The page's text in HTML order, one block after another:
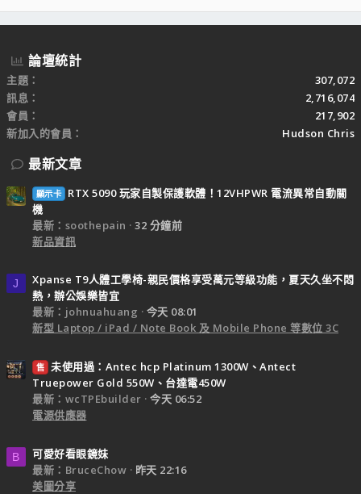
S
論壇統計
主題
307,072
訊息
2,716,074
會員
217,902
新加入的會員
Hudson Chris
最新文章
顯示卡
RTX 5090 玩家自製保護軟體！12VHPWR 電流異常自動關
機
最新：soothepain
32 分鐘前
新品資訊
J
Xpanse T9人體工學椅-親民價格享受萬元等級功能，夏天久坐不悶
熱，辦公娛樂皆宜
最新：johnuahuang
今天 08:01
新型 Laptop / iPad / Note Book 及 Mobile Phone 等數位 3C
售 未使用過：Antec hcp Platinum 1300W、Antect
Truepower Gold 550W、台達電450W
最新：wcTPEbuilder
今天 06:52
電源供應器
B
可愛好看眼鏡妹
最新：BruceChow
昨天 22:16
美圖分享